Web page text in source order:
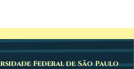
Federal de São Paulo